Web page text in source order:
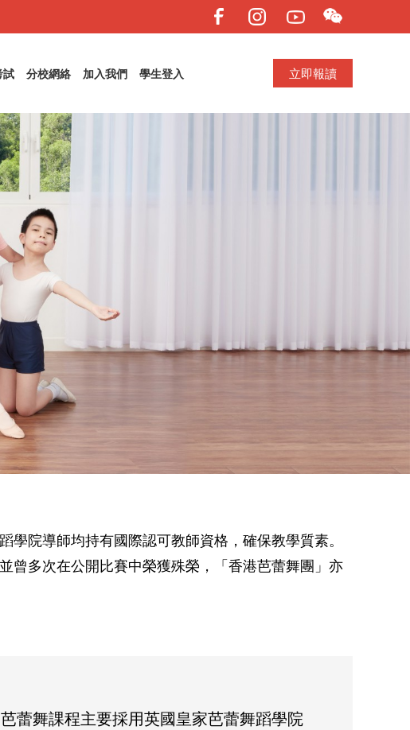
試 分校網絡 加入我們 學生登入 立即報讀
院導師均持有國際認可教師資格，確保教學質素。
曾多次在公開比賽中榮獲殊榮，「香港芭蕾舞團」亦
芭蕾舞課程主要採用英國皇家芭蕾舞蹈學院